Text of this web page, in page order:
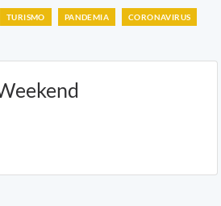
TURISMO PANDEMIA CORONAVIRUS